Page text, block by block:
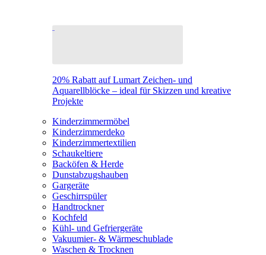
20% Rabatt auf Lumart Zeichen- und
Aquarellblöcke – ideal für Skizzen und kreative
Projekte
Kinderzimmermöbel
Kinderzimmerdeko
Kinderzimmertextilien
Schaukeltiere
Backöfen & Herde
Dunstabzugshauben
Gargeräte
Geschirrspüler
Handtrockner
Kochfeld
Kühl- und Gefriergeräte
Vakuumier- & Wärmeschublade
Waschen & Trocknen